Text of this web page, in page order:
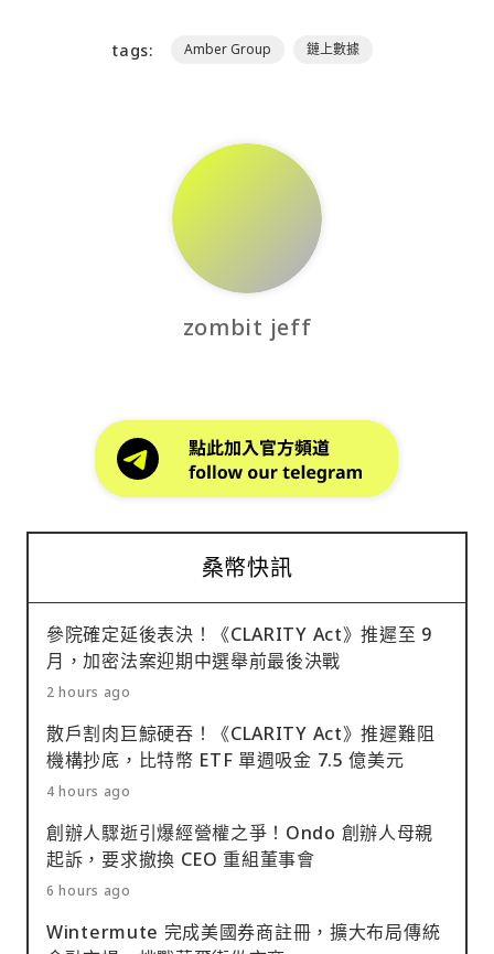
tags: Amber Group 鏈上數據
zombit jeff
桑幣快訊
參院確定延後表決！《CLARITY Act》推遲至 9
月，加密法案迎期中選舉前最後決戰
2 hours ago
散戶割肉巨鯨硬吞！《CLARITY Act》推遲難阻
機構抄底，比特幣 ETF 單週吸金 7.5 億美元
4 hours ago
創辦人驟逝引爆經營權之爭！Ondo 創辦人母親
起訴，要求撤換 CEO 重組董事會
6 hours ago
Wintermute 完成美國券商註冊，擴大布局傳統